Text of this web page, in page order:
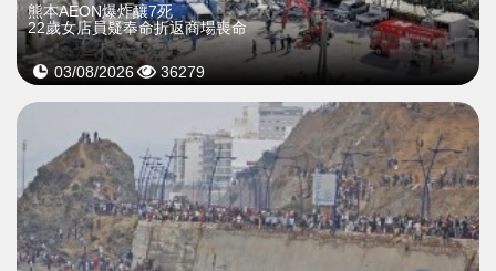
熊本AEON爆炸釀7死
22歲女店員疑奉命折返商場喪命
03/08/2026 36279